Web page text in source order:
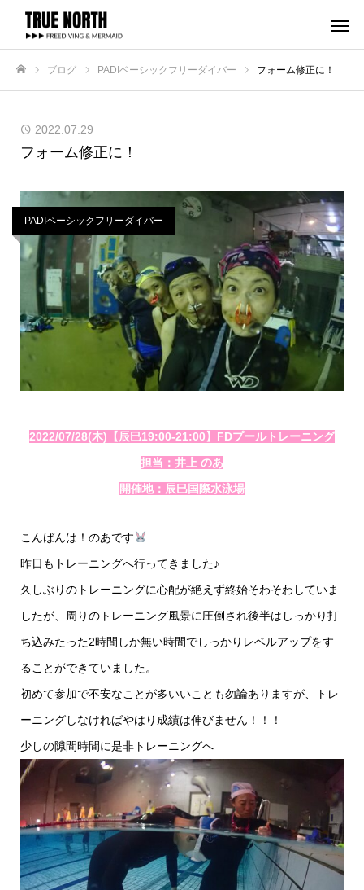
ブログ PADIベーシックフリーダイバー フォーム修正に！
2022.07.29
フォーム修正に！
PADIベーシックフリーダイバー
2022/07/28(木)【辰巳19:00-21:00】FDプールトレーニング
担当：井上 のあ
開催地：辰巳国際水泳場
こんばんは！のあです
昨日もトレーニングへ行ってきました♪
久しぶりのトレーニングに心配が絶えず終始そわそわしていま
したが、周りのトレーニング風景に圧倒され後半はしっかり打
ち込みたった2時間しか無い時間でしっかりレベルアップをす
ることができていました。
初めて参加で不安なことが多いいことも勿論ありますが、トレ
ーニングしなければやはり成績は伸びません！！！
少しの隙間時間に是非トレーニングへ